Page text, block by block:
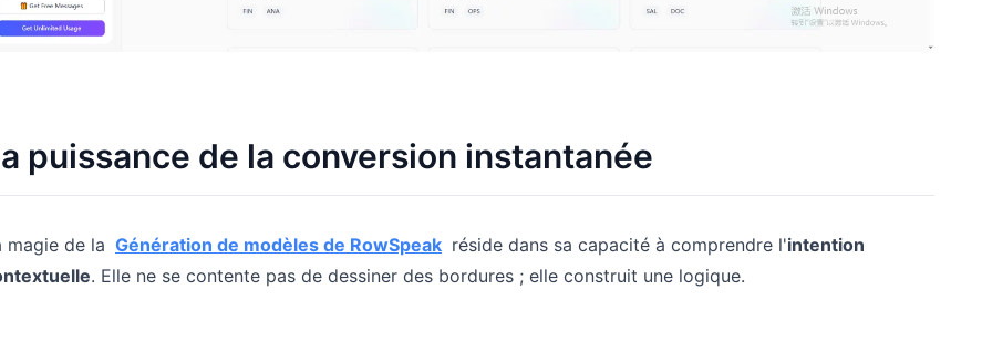
puissance de la conversion instantanée
magie de la Génération de modèles de RowSpeak réside dans sa capacité à comprendre l'intention
. Elle ne se contente pas de dessiner des bordures ; elle construit une logique.